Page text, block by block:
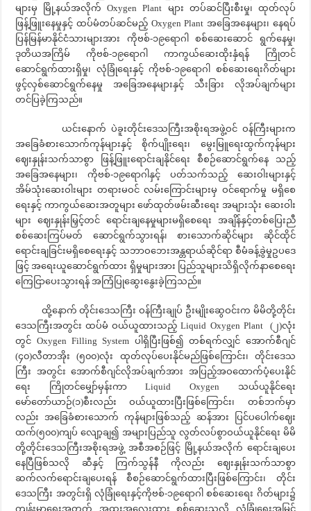
များမှ မြို့နယ်အလိုက် Oxygen Plant များ တပ်ဆင်ပြီးစီးမှု၊ ထုတ်လုပ်
ဖြန့်ဖြူးနေမှုနှင့် ထပ်မံတပ်ဆင်မည့် Oxygen Plant အခြေအနေများ၊ နေရပ်
ပြန်မြန်မာနိုင်ငံသားများအား ကိုဗစ်-၁၉ရောဂါ စစ်ဆေးဆောင် ရွက်နေမှု၊
ဒုတိယအကြိမ် ကိုဗစ်-၁၉ရောဂါ ကာကွယ်ဆေးထိုးနှံရန် ကြိုတင်
ဆောင်ရွက်ထားရှိမှု၊ လုံခြုံရေးနှင့် ကိုဗစ်-၁၉ရောဂါ စစ်ဆေးရေးဂိတ်များ
ဖွင့်လှစ်ဆောင်ရွက်နေမှု အခြေအနေများနှင့် သီးခြား လိုအပ်ချက်များ
တင်ပြခဲ့ကြသည်။
ယင်းနောက် ပဲခူးတိုင်းဒေသကြီးအစိုးရအဖွဲ့ဝင် ဝန်ကြီးများက
အခြေခံစားသောက်ကုန်များနှင့် စိုက်ပျိုးရေး၊ မွေးမြူရေးထွက်ကုန်များ
ဈေးနှုန်းသက်သာစွာ ဖြန့်ဖြူးရောင်းချနိုင်ရေး စီစဉ်ဆောင်ရွက်နေ သည့်
အခြေအနေများ၊ ကိုဗစ်-၁၉ရောဂါနှင့် ပတ်သက်သည့် ဆေးဝါးများနှင့်
အိမ်သုံးဆေးဝါးများ တရားမဝင် လမ်းကြောင်းများမှ ဝင်ရောက်မှု မရှိစေ
ရေးနှင့် ကာကွယ်ဆေးအတူများ ဖော်ထုတ်ဖမ်းဆီးရေး အများသုံး ဆေးဝါး
များ ဈေးနှုန်းမြှင့်တင် ရောင်းချနေမှုများမရှိစေရေး အချိန်နှင့်တစ်ပြေးညီ
စစ်ဆေးကြပ်မတ် ဆောင်ရွက်သွားရန်၊ စားသောက်ဆိုင်များ ဆိုင်ထိုင်
ရောင်းချခြင်းမရှိစေရေးနှင့် သဘာဝဘေးအန္တရာယ်ဆိုင်ရာ စီမံခန့်ခွဲမှုဥပဒေ
ဖြင့် အရေးယူဆောင်ရွက်ထား ရှိမှုများအား ပြည်သူများသိရှိလိုက်နာစေရေး
ကြေငြာပေးသွားရန် အကြံပြုဆွေးနွေးခဲ့ကြသည်။
ထို့နောက် တိုင်းဒေသကြီး ဝန်ကြီးချုပ် ဦးမျိုးဆွေဝင်းက မိမိတို့တိုင်း
ဒေသကြီးအတွင်း ထပ်မံ ဝယ်ယူထားသည့် Liquid Oxygen Plant (၂)လုံး
တွင် Oxygen Filling System ပါရှိပြီးဖြစ်၍ တစ်ရက်လျှင် အောက်စီဂျင်
(၄၀)လီတာအိုး (၅၀၀)လုံး ထုတ်လုပ်ပေးနိုင်မည်ဖြစ်ကြောင်း၊ တိုင်းဒေသ
ကြီး အတွင်း အောက်စီဂျင်လိုအပ်ချက်အား အပြည့်အဝထောက်ပံ့ပေးနိုင်
ရေး ကြိုတင်မျှော်မှန်းကာ Liquid Oxygen သယ်ယူနိုင်ရေး
မော်တော်ယာဉ်(၁)စီးလည်း ဝယ်ယူထားပြီးဖြစ်ကြောင်း၊ တစ်ဘက်မှာ
လည်း အခြေခံစားသောက် ကုန်များဖြစ်သည့် ဆန်အား ပြင်ပပေါက်ဈေး
ထက်(၅၀၀)ကျပ် လျော့ချ၍ အများပြည်သူ လွတ်လပ်စွာဝယ်ယူနိုင်ရေး မိမိ
တို့တိုင်းဒေသကြီးအစိုးရအဖွဲ့ အစီအစဉ်ဖြင့် မြို့နယ်အလိုက် ရောင်းချပေး
နေပြီဖြစ်သလို ဆီနှင့် ကြက်သွန်နီ ကိုလည်း ဈေးနှုန်းသက်သာစွာ
ဆက်လက်ရောင်းချပေးရန် စီစဉ်ဆောင်ရွက်ထားပြီးဖြစ်ကြောင်း၊ တိုင်း
ဒေသကြီး အတွင်းရှိ လုံခြုံရေးနှင့်ကိုဗစ်-၁၉ရောဂါ စစ်ဆေးရေး ဂိတ်များ၌
ကျန်းမာရေးအတွက် အထူးအလေးထား စစ်ဆေးသလို လုံခြုံရေးအမြင်